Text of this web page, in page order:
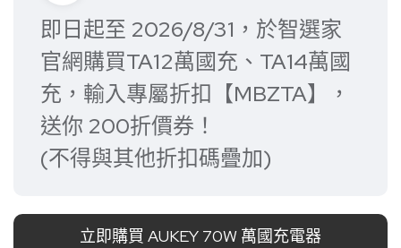
即日起至 2026/8/31，於智選家
官網購買TA12萬國充、TA14萬國
充，輸入專屬折扣【MBZTA】，
送你 200折價券！
(不得與其他折扣碼疊加)
立即購買 AUKEY 70W 萬國充電器